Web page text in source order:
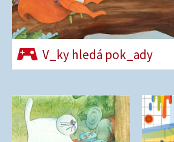
V_ky hledá pok_ady